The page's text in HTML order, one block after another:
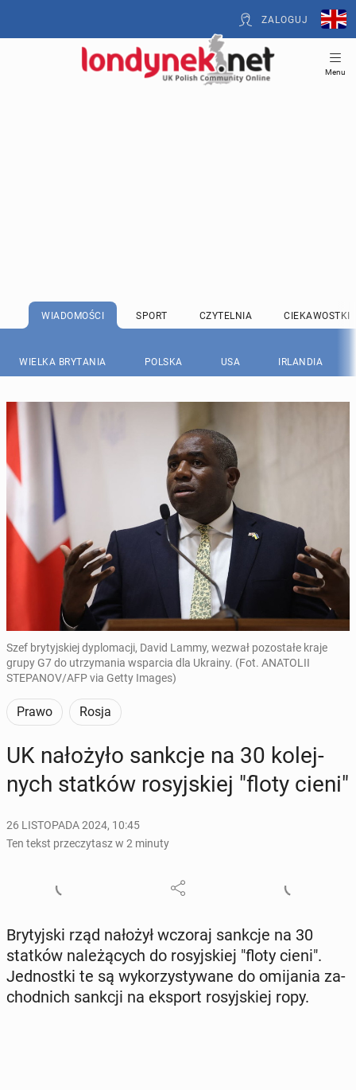
ZALOGUJ
Menu
WIADOMOŚCI SPORT CZYTELNIA CIEKAWOSTKI
WIELKA BRYTANIA POLSKA USA IRLANDIA
Szef brytyjskiej dyplomacji, David Lammy, wezwał pozostałe kraje
grupy G7 do utrzymania wsparcia dla Ukrainy. (Fot. ANATOLII
STEPANOV/AFP via Getty Images)
Prawo Rosja
UK na­ło­ży­ło sankcje na 30 ko­lej­
nych statków ro­syj­skiej "floty cieni"
26 LISTOPADA 2024, 10:45
Ten tekst przeczytasz w 2 minuty
Bry­tyj­ski rząd nałożył wczoraj sankcje na 30
statków na­le­żą­cych do ro­syj­skiej "floty cieni".
Jed­nost­ki te są wy­ko­rzy­sty­wa­ne do omi­ja­nia za­
chod­nich sankcji na eksport ro­syj­skiej ropy.